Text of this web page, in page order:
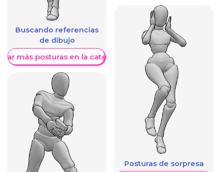
Buscando referencias
de dibujo
más posturas en la categoría
Posturas de sorpresa